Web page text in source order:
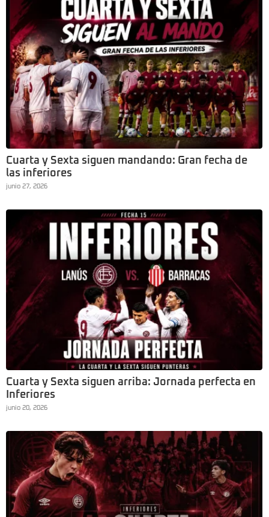
Cuarta y Sexta siguen mandando: Gran fecha de
las inferiores
junio 27, 2026
Cuarta y Sexta siguen arriba: Jornada perfecta en
Inferiores
junio 20, 2026